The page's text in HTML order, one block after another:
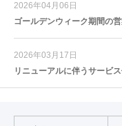
2026年04月06日
ゴールデンウィーク期間の
2026年03月17日
リニューアルに伴うサービ